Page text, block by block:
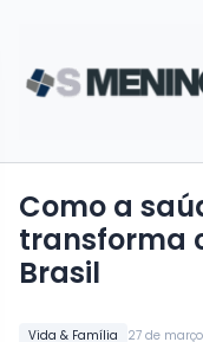
Vida & Família 27 de
Como a
transforma
Brasil